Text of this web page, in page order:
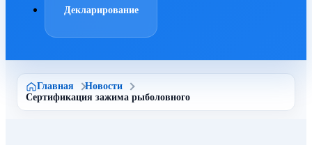
Декларирование
Главная
Новости
Сертификация зажима рыболовного